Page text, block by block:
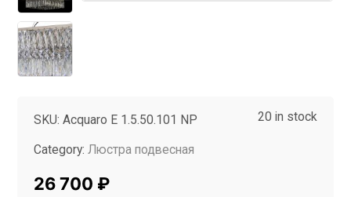
SKU: Acquaro E 1.5.50.101 NP
Category: Люстра подвесная
Tag: InMyRoom
20 in stock
26 700 ₽